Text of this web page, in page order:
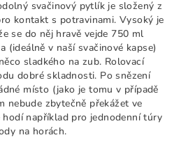
svačinový pytlík je složený z
kontakt s potravinami. Vysoký je
se do něj hravě vejde 750 ml
(ideálně v naší svačinové kapse)
sladkého na zub. Rolovací
dobré skladnosti. Po snězení
místo (jako je tomu v případě
nebude zbytečně překážet ve
například pro jednodenní túry
na horách.